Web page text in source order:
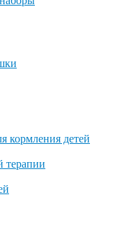
кормления детей
терапии